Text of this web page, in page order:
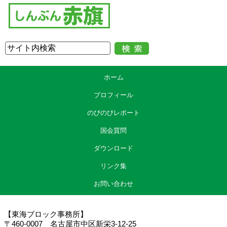
ホーム
プロフィール
のびのびレポート
国会質問
ダウンロード
リンク集
お問い合わせ
【東海ブロック事務所】
〒460-0007 名古屋市中区新栄3-12-25